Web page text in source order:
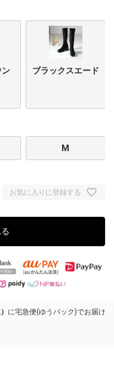
ン ブラックスエード
M
お気に入りに登録する
に宅急便(ゆうパック)でお届け